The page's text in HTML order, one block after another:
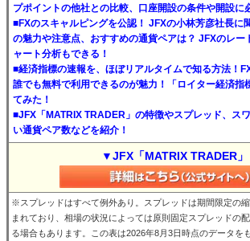
プポイントの他社との比較、口座開設の条件や開設に
■FXのスキャルピングを公認！ JFXの小林芳彦社長に
の魅力や注意点、おすすめの通貨ペアは？ JFXのレ
ャート分析もできる！
■経済指標の速報を、ほぼリアルタイムで知る方法！
誰でも無料で利用できるのが魅力！「ロイター経済指
てみた！
■JFX「MATRIX TRADER」の特徴やスプレッド、ス
い通貨ペア数などを紹介！
▼JFX「MATRIX TRADER
※スプレッドはすべて例外あり。スプレッドは期間限定の
まれており、相場の状況によっては原則固定スプレッドの
る場合もあります。この表は2026年8月3日時点のデータを